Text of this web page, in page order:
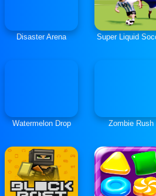
Disaster Arena Super Liquid
Watermelon Drop Zombie Rush